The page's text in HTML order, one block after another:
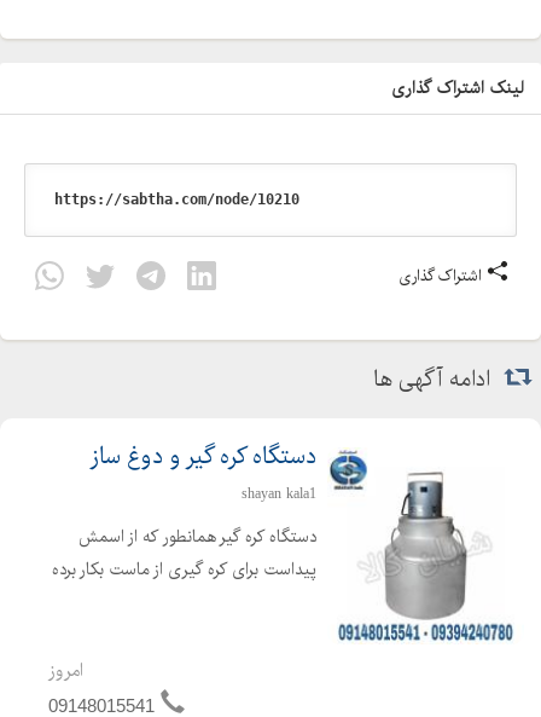
لینک اشتراک گذاری
اشتراک گذاری
ادامه آگهی ها
دستگاه کره گیر و دوغ ساز
shayan kala1
دستگاه کره گیر همانطور که از اسمش
پیداست برای کره گیری از ماست بکار برده
مخلوط شده و بحال...
امروز
09148015541